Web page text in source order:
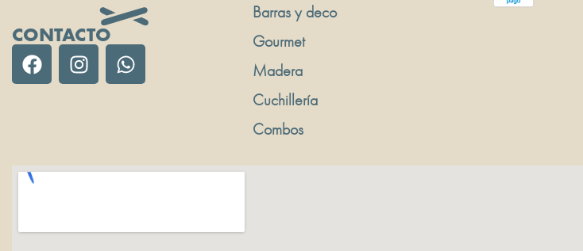
CONTACTO
Barras y deco
Gourmet
Madera
Cuchillería
Combos